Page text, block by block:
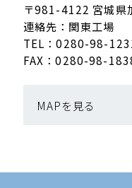
〒981-4122 宮城県
連絡先：関東工場
TEL：0280-98-
FAX：0280-98-
MAPを見る